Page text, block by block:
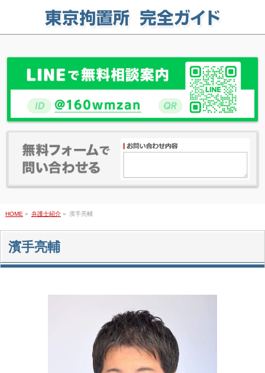
HOME » 弁護士紹介 » 濱手亮輔
濱手亮輔